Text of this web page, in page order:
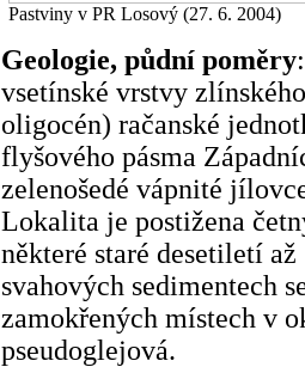
Pastviny v PR Losový (27. 6. 2004)
Geologie, půdní poměry
vsetínské vrstvy
oligocén) račanské
flyšového pásma
zelenošedé vápnité
Lokalita je postižena
některé staré desetiletí
svahových sedimentech
zamokřených místech v
pseudoglejová.